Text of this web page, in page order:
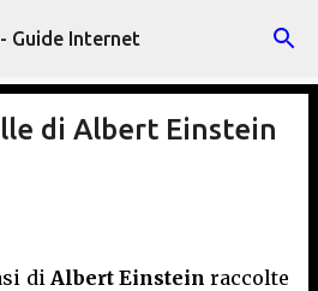
contenuti principali
Guide Internet
di Albert Einstein
diAlbert Einstein raccolte